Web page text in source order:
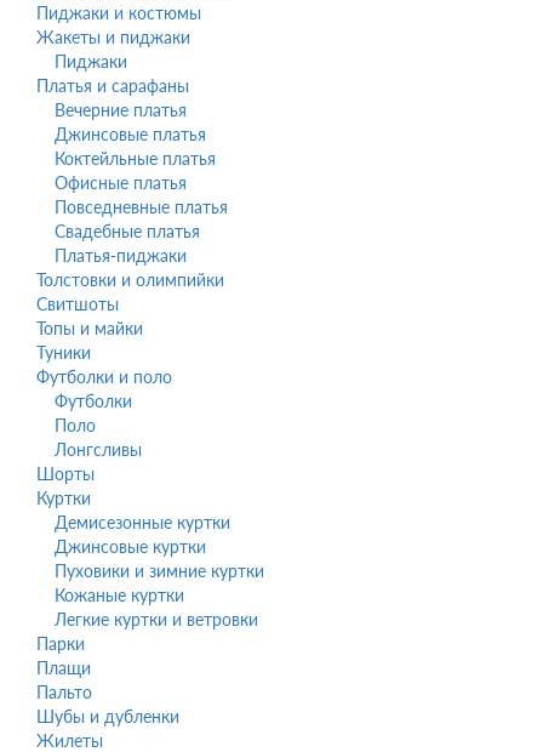
Пиджаки и костюмы
Жакеты и пиджаки
Пиджаки
Платья и сарафаны
Вечерние платья
Джинсовые платья
Коктейльные платья
Офисные платья
Повседневные платья
Свадебные платья
Платья-пиджаки
Толстовки и олимпийки
Свитшоты
Топы и майки
Туники
Футболки и поло
Футболки
Поло
Лонгсливы
Шорты
Куртки
Демисезонные куртки
Джинсовые куртки
Пуховики и зимние куртки
Кожаные куртки
Легкие куртки и ветровки
Парки
Плащи
Пальто
Шубы и дубленки
Жилеты